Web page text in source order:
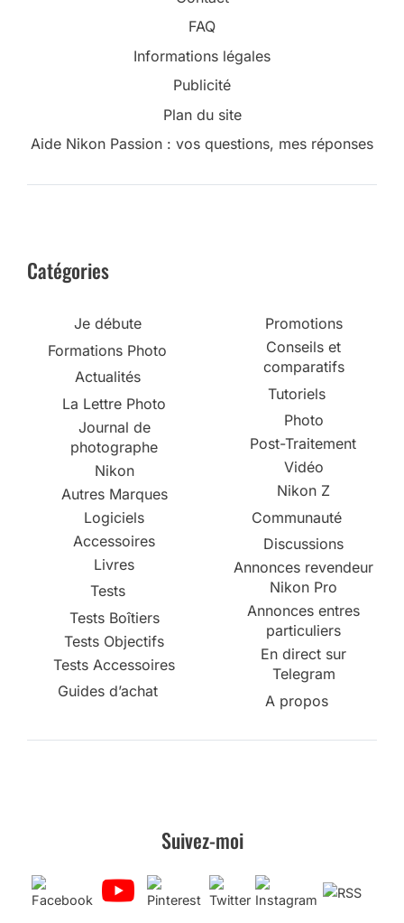
FAQ
Informations légales
Publicité
Plan du site
Aide Nikon Passion : vos questions, mes réponses
Catégories
Je débute
Formations Photo
Actualités
La Lettre Photo
Journal de
photographe
Nikon
Autres Marques
Logiciels
Accessoires
Livres
Tests
Tests Boîtiers
Tests Objectifs
Tests Accessoires
Guides d’achat
Promotions
Conseils et
comparatifs
Tutoriels
Photo
Post-Traitement
Vidéo
Nikon Z
Communauté
Discussions
Annonces revendeur
Nikon Pro
Annonces entres
particuliers
En direct sur
Telegram
A propos
Suivez-moi